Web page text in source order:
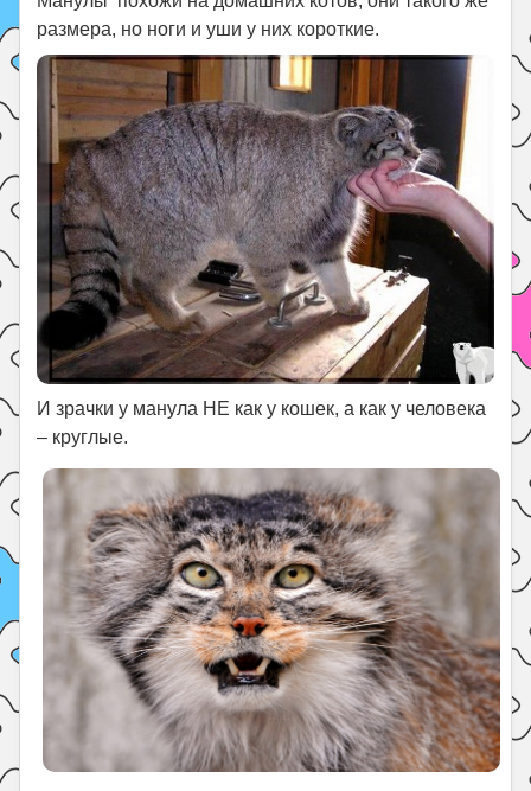
размера, но ноги и уши у них короткие.
И зрачки у манула НЕ как у кошек, а как у человека
– круглые.